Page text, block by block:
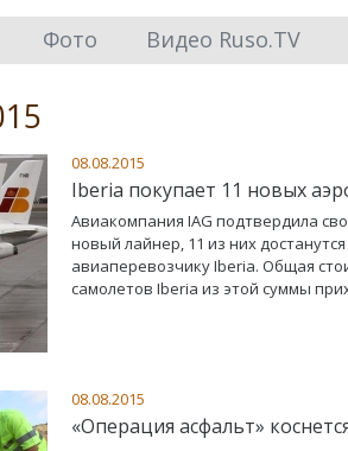
Фото Видео Ruso.TV
08.08.2015
Iberia покупает 11 новых
Авиакомпания IAG подтвердила
новый лайнер, 11 из них
авиаперевозчику Iberia. Общая
самолетов Iberia из этой суммы
08.08.2015
«Операция асфальт»